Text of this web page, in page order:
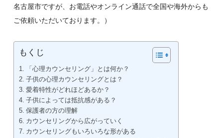
名古屋市ですが、お電話やオンライン通話で全国や海外からも
ご依頼いただいております。）
もくじ
「心理カウンセリング」とは何か？
子供の心理カウンセリングとは？
愛着特性がどれほどあるか？
子供によっては抵抗感がある？
保護者の方の理解
カウンセリングから広がっていく
カウンセリングもいろいろな形がある